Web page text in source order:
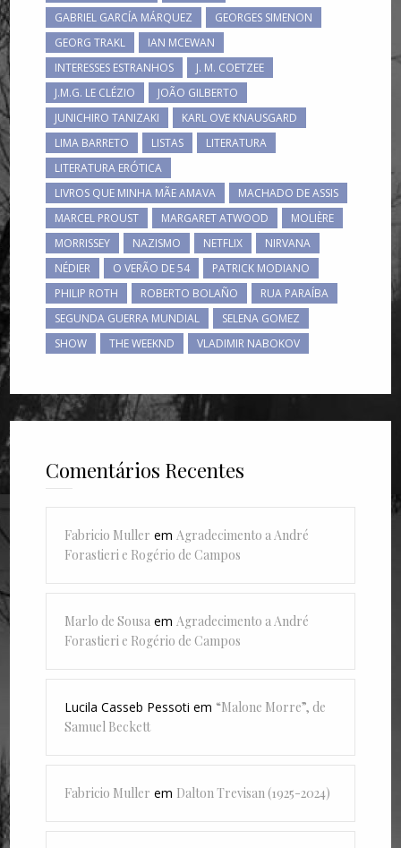
GABRIEL GARCÍA MÁRQUEZ
GEORGES SIMENON
GEORG TRAKL
IAN MCEWAN
INTERESSES ESTRANHOS
J. M. COETZEE
J.M.G. LE CLÉZIO
JOÃO GILBERTO
JUNICHIRO TANIZAKI
KARL OVE KNAUSGARD
LIMA BARRETO
LISTAS
LITERATURA
LITERATURA ERÓTICA
LIVROS QUE MINHA MÃE AMAVA
MACHADO DE ASSIS
MARCEL PROUST
MARGARET ATWOOD
MOLIÈRE
MORRISSEY
NAZISMO NETFLIX
NIRVANA
NÉDIER
O VERÃO DE 54
PATRICK MODIANO
PHILIP ROTH
ROBERTO BOLAÑO
RUA PARAÍBA
SEGUNDA GUERRA MUNDIAL
SELENA GOMEZ
SHOW
THE WEEKND VLADIMIR NABOKOV
Comentários Recentes
Fabricio Muller emAgradecimento a André
Forastieri e Rogério de Campos
Marlo de Sousa emAgradecimento a André
Forastieri e Rogério de Campos
Lucila Casseb Pessoti em “Malone Morre”, de
Samuel Beckett
Fabricio Muller em Dalton Trevisan (1925-2024)